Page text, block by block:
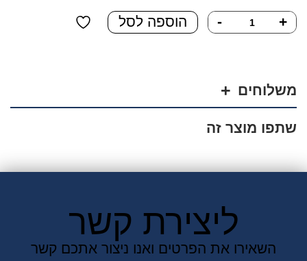
+
כמות
של
כלב
נושך
- הוספה לסל
משלוחים
שתפו מוצר זה
ליצירת קשר
השאירו את הפרטים ואנו ניצור אתכם קשר